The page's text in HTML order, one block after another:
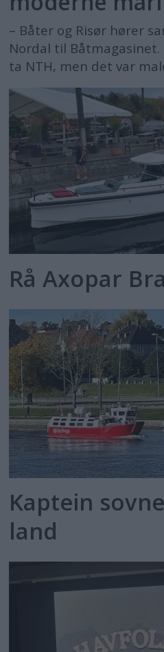
– Båter og Risør hører
Nordal til
ta NTH, men det var
Rå Axopar
Kaptein
land